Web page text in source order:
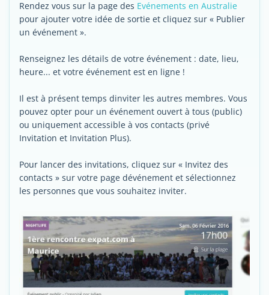
Rendez vous sur la page des Evénements en Australie
pour ajouter votre idée de sortie et cliquez sur « Publier
un événement ».
Renseignez les détails de votre événement : date, lieu,
heure... et votre événement est en ligne !
Il est à présent temps dinviter les autres membres. Vous
pouvez opter pour un événement ouvert à tous (public)
ou uniquement accessible à vos contacts (privé 
Invitation et Invitation Plus).
Pour lancer des invitations, cliquez sur « Invitez des
contacts » sur votre page dévénement et sélectionnez
les personnes que vous souhaitez inviter.